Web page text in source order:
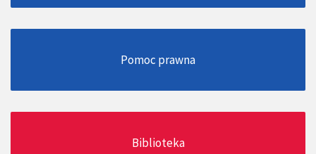
Pomoc prawna
Biblioteka